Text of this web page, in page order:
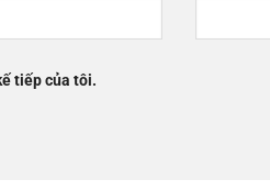
tiếp của tôi.